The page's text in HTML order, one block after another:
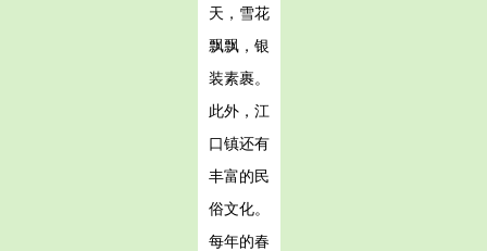
天，雪花
飘飘，银
装素裹。
此外，江
口镇还有
丰富的民
俗文化。
每年的春